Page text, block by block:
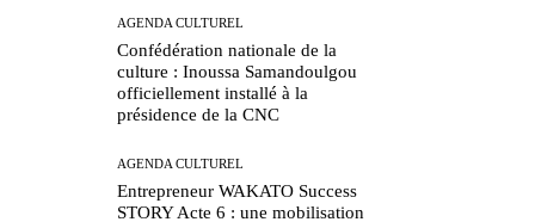
AGENDA CULTUREL
Confédération nationale de la
culture : Inoussa Samandoulgou
officiellement installé à la
présidence de la CNC
AGENDA CULTUREL
Entrepreneur WAKATO Success
STORY Acte 6 : une mobilisation